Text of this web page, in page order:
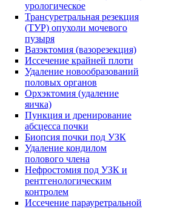
урологическое
Трансуретральная резекция
(ТУР) опухоли мочевого
пузыря
Вазэктомия (вазорезекция)
Иссечение крайней плоти
Удаление новообразований
половых органов
Орхэктомия (удаление
яичка)
Пункция и дренирование
абсцесса почки
Биопсия почки под УЗК
Удаление кондилом
полового члена
Нефростомия под УЗК и
рентгенологическим
контролем
Иссечение парауретральной